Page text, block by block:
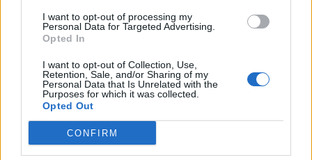
I want to opt-out of processing my
Personal Data for Targeted Advertising.
Opted In
I want to opt-out of Collection, Use,
Retention, Sale, and/or Sharing of my
Personal Data that Is Unrelated with the
Purposes for which it was collected.
Opted Out
CONFIRM